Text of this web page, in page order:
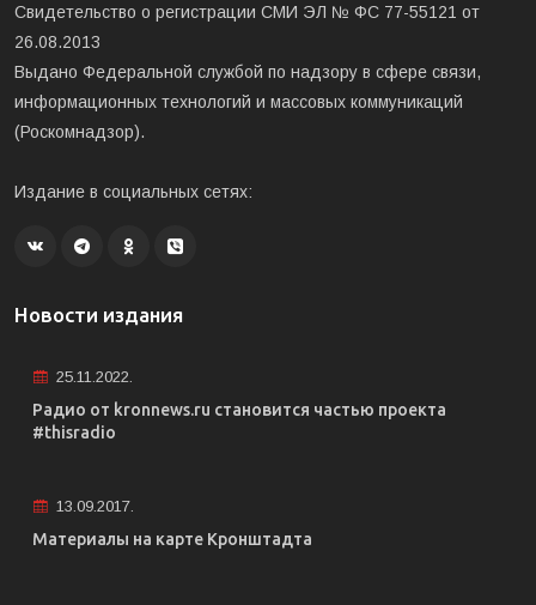
Свидетельство о регистрации СМИ ЭЛ № ФС 77-55121 от
26.08.2013
Выдано Федеральной службой по надзору в сфере связи,
информационных технологий и массовых коммуникаций
(Роскомнадзор).
Издание в социальных сетях:
Новости издания
25.11.2022.
Радио от kronnews.ru становится частью проекта
#thisradio
13.09.2017.
Материалы на карте Кронштадта